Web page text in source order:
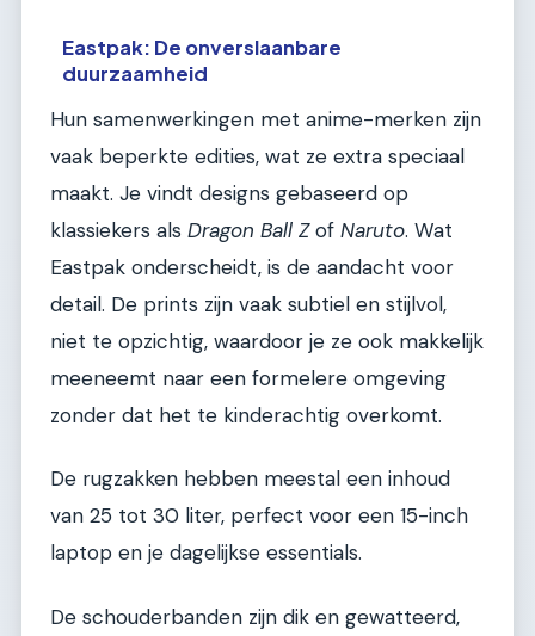
Eastpak: De onverslaanbare
duurzaamheid
Hun samenwerkingen met anime-merken zijn
vaak beperkte edities, wat ze extra speciaal
maakt. Je vindt designs gebaseerd op
klassiekers als Dragon Ball Zof Naruto. Wat
Eastpak onderscheidt, is de aandacht voor
detail. De prints zijn vaak subtiel en stijlvol,
niet te opzichtig, waardoor je ze ook makkelijk
meeneemt naar een formelere omgeving
zonder dat het te kinderachtig overkomt.
De rugzakken hebben meestal een inhoud
van 25 tot 30 liter, perfect voor een 15-inch
laptop en je dagelijkse essentials.
De schouderbanden zijn dik en gewatteerd,